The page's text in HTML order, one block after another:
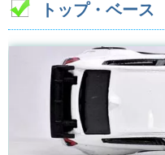
トップ・ベース